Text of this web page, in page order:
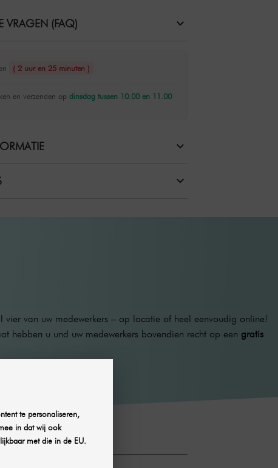
VRAGEN (FAQ)
( 2 uur en 25 minuten )
en verzenden op dinsdag tussen 10.00 en 11.00
vier van uw medewerkers – op locatie of heel eenvoudig online!
hebben u und uw medewerkers bovendien recht op een gratis
te personaliseren,
in dat wij ook
met die in de EU.